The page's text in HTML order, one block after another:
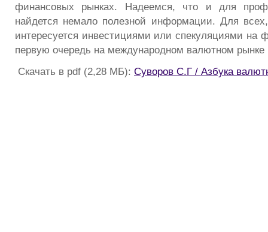
финансовых рынках. Надеемся, что и для
найдется немало полезной информации. Для
интересуется инвестициями или спекуляциями на
первую очередь на международном валютном рынке
Скачать в pdf (2,28 МБ): Суворов С.Г / Азбука